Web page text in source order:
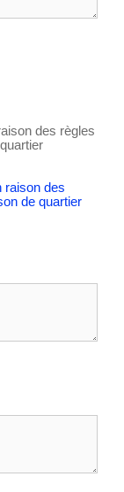
des règles